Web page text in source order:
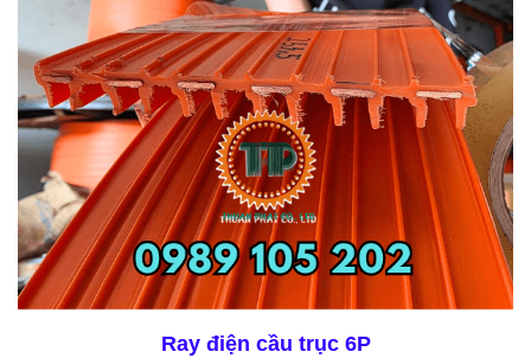
Ray điện cầu trục 6P